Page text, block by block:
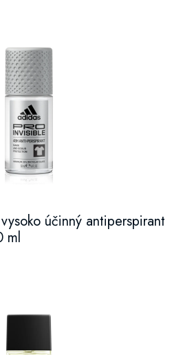
účinný antiperspirant
ml